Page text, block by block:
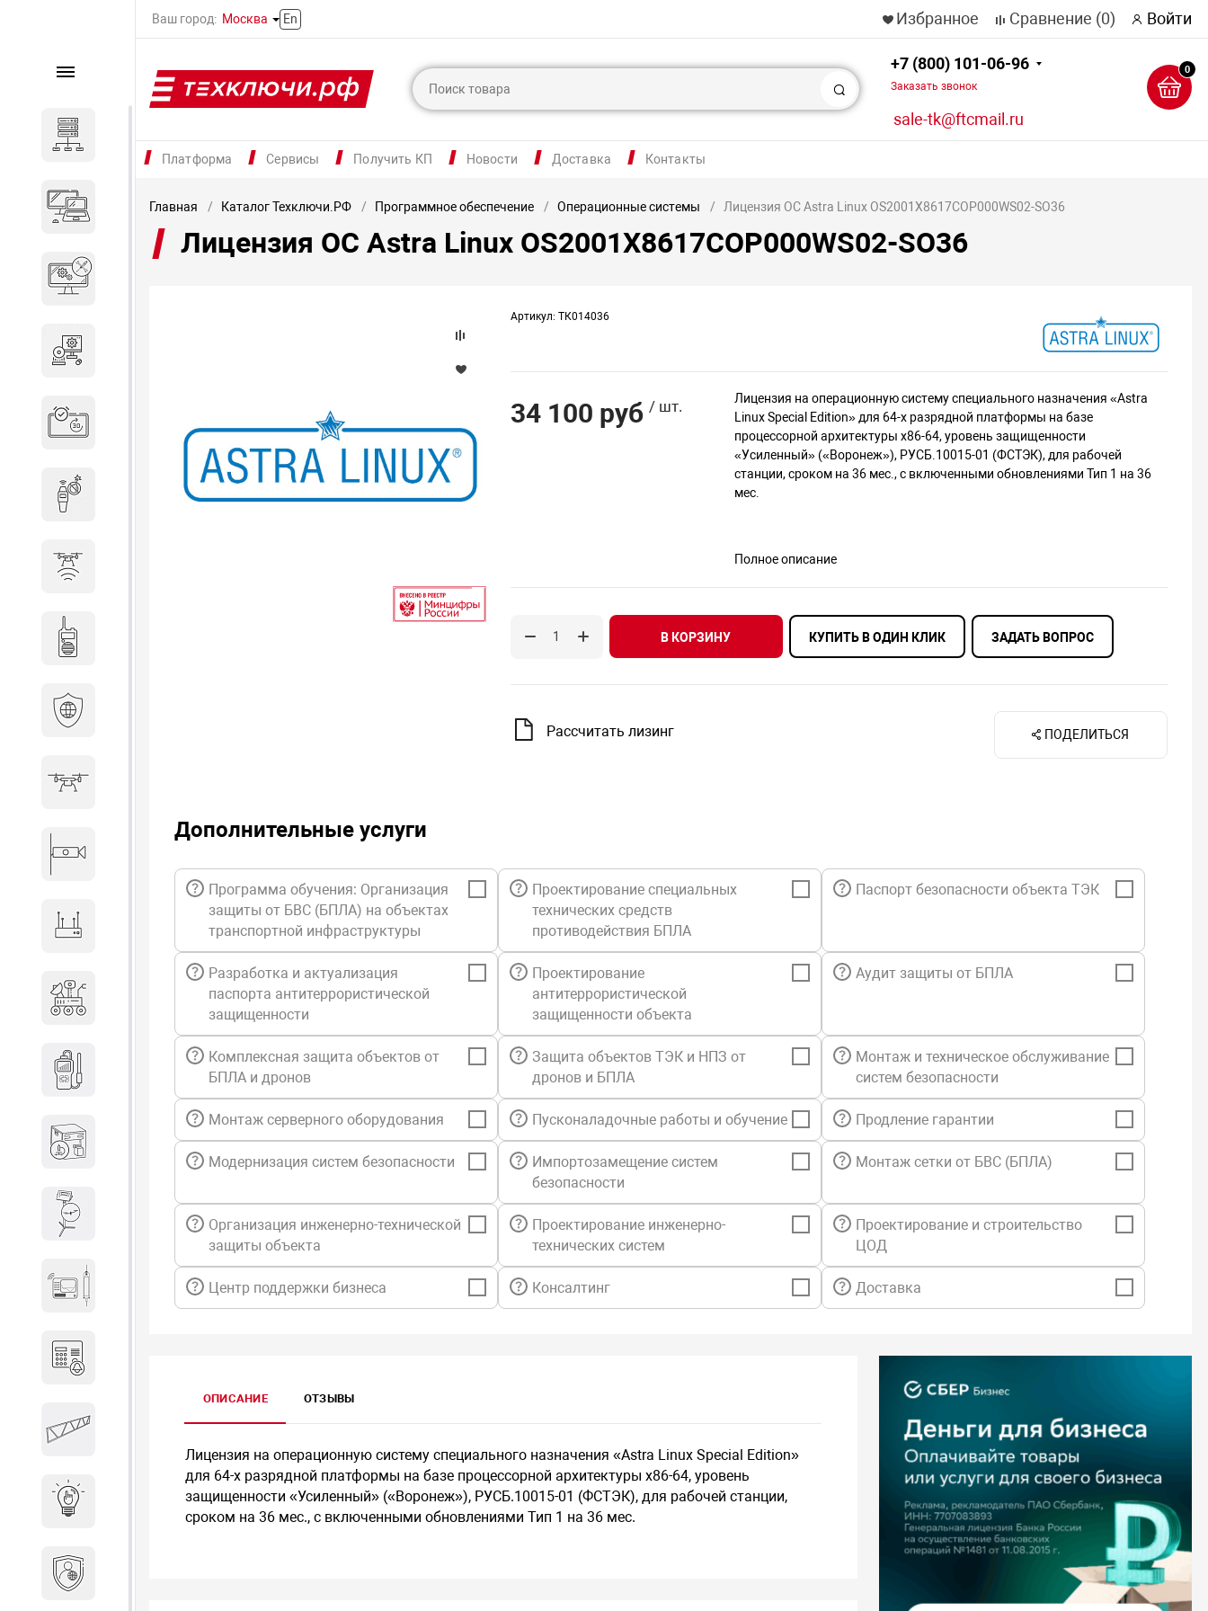
Ваш город: Москва En Избранное Сравнение (0) Войти
Поиск
+7 (800) 101-06-96
Заказать звонок
sale-tk@ftcmail.ru
0
Платформа Сервисы Получить КП Новости Доставка Контакты
Каталог
Компьютеры и ноутбуки
Комплектующие для
переговорных
Досмотровое оборудование
Сетевое оборудование
Дозиметрическое
Атомно-эмиссионные
спектрометры
Весы и весовое оборудование
Гидроакустическое
оборудование
Интерактивные решения
Главная Каталог Техключи.РФ Программное обеспечение Операционные системы Лицензия ОС Astra Linux OS2001X8617COP000WS02-SO36
Лицензия ОС Astra Linux OS2001X8617COP000WS02-SO36
Артикул: ТК014036
34 100 руб / шт.
Лицензия на операционную систему специального назначения «Astra
Linux Special Edition» для 64-х разрядной платформы на базе
процессорной архитектуры х86-64, уровень защищенности
«Усиленный» («Воронеж»), РУСБ.10015-01 (ФСТЭК), для рабочей
станции, сроком на 36 мес., с включенными обновлениями Тип 1 на 36
мес.
Полное описание
В КОРЗИНУ КУПИТЬ В ОДИН КЛИК ЗАДАТЬ ВОПРОС
Рассчитать лизинг ПОДЕЛИТЬСЯ
Дополнительные услуги
Программа обучения: Организация
защиты от БВС (БПЛА) на объектах
транспортной инфраструктуры
Проектирование специальных
технических средств
противодействия БПЛА
Паспорт безопасности объекта ТЭК
Разработка и актуализация
паспорта антитеррористической
защищенности
Проектирование
антитеррористической
защищенности объекта
Аудит защиты от БПЛА
Комплексная защита объектов от
БПЛА и дронов
Защита объектов ТЭК и НПЗ от
дронов и БПЛА
Монтаж и техническое обслуживание
систем безопасности
Монтаж серверного оборудования Пусконаладочные работы и обучение Продление гарантии
Модернизация систем безопасности
Импортозамещение систем
безопасности
Монтаж сетки от БВС (БПЛА)
Организация инженерно-технической
защиты объекта
Проектирование инженерно-
технических систем
Проектирование и строительство
ЦОД
Центр поддержки бизнеса Консалтинг Доставка
ОПИСАНИЕ ОТЗЫВЫ
Лицензия на операционную систему специального назначения «Astra Linux Special Edition»
для 64-х разрядной платформы на базе процессорной архитектуры х86-64, уровень
защищенности «Усиленный» («Воронеж»), РУСБ.10015-01 (ФСТЭК), для рабочей станции,
сроком на 36 мес., с включенными обновлениями Тип 1 на 36 мес.